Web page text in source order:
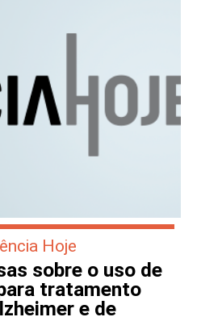
Hoje
sobre o uso de
tratamento
e de